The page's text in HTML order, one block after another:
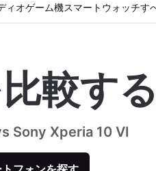
ィオゲーム機スマートウォッチす
較する
Sony Xperia 10 VI